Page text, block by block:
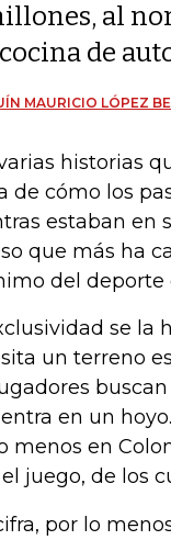
al
de
MAURICIO LÓPEZ
historias
de cómo los
estaban en
que más ha
del deporte
se la
un terreno
en un
menos en
juego, de los
por lo